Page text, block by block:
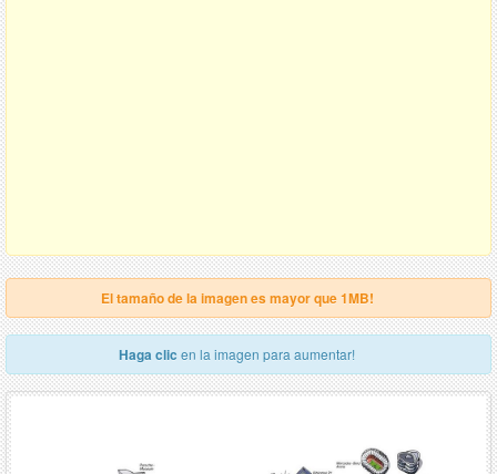
El tamaño de la imagen es mayor que 1MB!
Haga clic en la imagen para aumentar!